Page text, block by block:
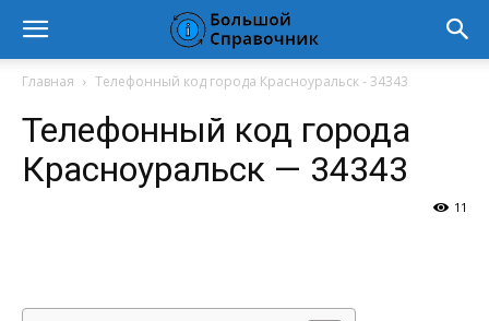
Главная Телефонный код города Красноуральск - 34343
Телефонный код города
Красноуральск — 34343
11